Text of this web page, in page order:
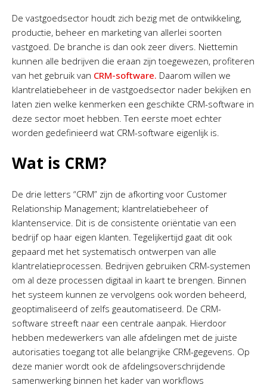
De vastgoedsector houdt zich bezig met de ontwikkeling,
productie, beheer en marketing van allerlei soorten
vastgoed. De branche is dan ook zeer divers. Niettemin
kunnen alle bedrijven die eraan zijn toegewezen, profiteren
van het gebruik van CRM-software. Daarom willen we
klantrelatiebeheer in de vastgoedsector nader bekijken en
laten zien welke kenmerken een geschikte CRM-software in
deze sector moet hebben. Ten eerste moet echter
worden gedefinieerd wat CRM-software eigenlijk is.
Wat is CRM?
De drie letters “CRM” zijn de afkorting voor Customer
Relationship Management; klantrelatiebeheer of
klantenservice. Dit is de consistente oriëntatie van een
bedrijf op haar eigen klanten. Tegelijkertijd gaat dit ook
gepaard met het systematisch ontwerpen van alle
klantrelatieprocessen. Bedrijven gebruiken CRM-systemen
om al deze processen digitaal in kaart te brengen. Binnen
het systeem kunnen ze vervolgens ook worden beheerd,
geoptimaliseerd of zelfs geautomatiseerd. De CRM-
software streeft naar een centrale aanpak. Hierdoor
hebben medewerkers van alle afdelingen met de juiste
autorisaties toegang tot alle belangrijke CRM-gegevens. Op
deze manier wordt ook de afdelingsoverschrijdende
samenwerking binnen het kader van workflows